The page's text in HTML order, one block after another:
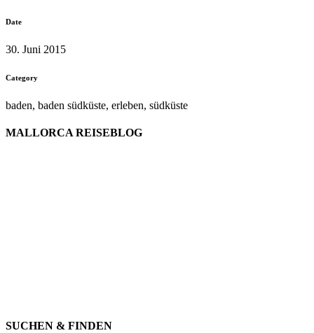
Date
30. Juni 2015
Category
baden, baden südküste, erleben, südküste
MALLORCA REISEBLOG
SUCHEN & FINDEN